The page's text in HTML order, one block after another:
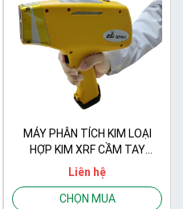
MÁY PHÂN TÍCH KIM LOẠI
HỢP KIM XRF CẦM TAY
H500A
Liên hệ
CHỌN MUA